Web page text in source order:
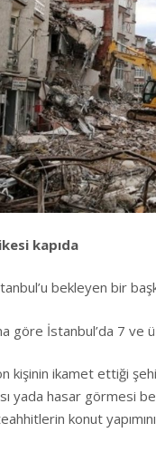
kapıda
bekleyen bir
göre İstanbul’da 7
kişinin ikamet ettiği
yada hasar görmesi
konut